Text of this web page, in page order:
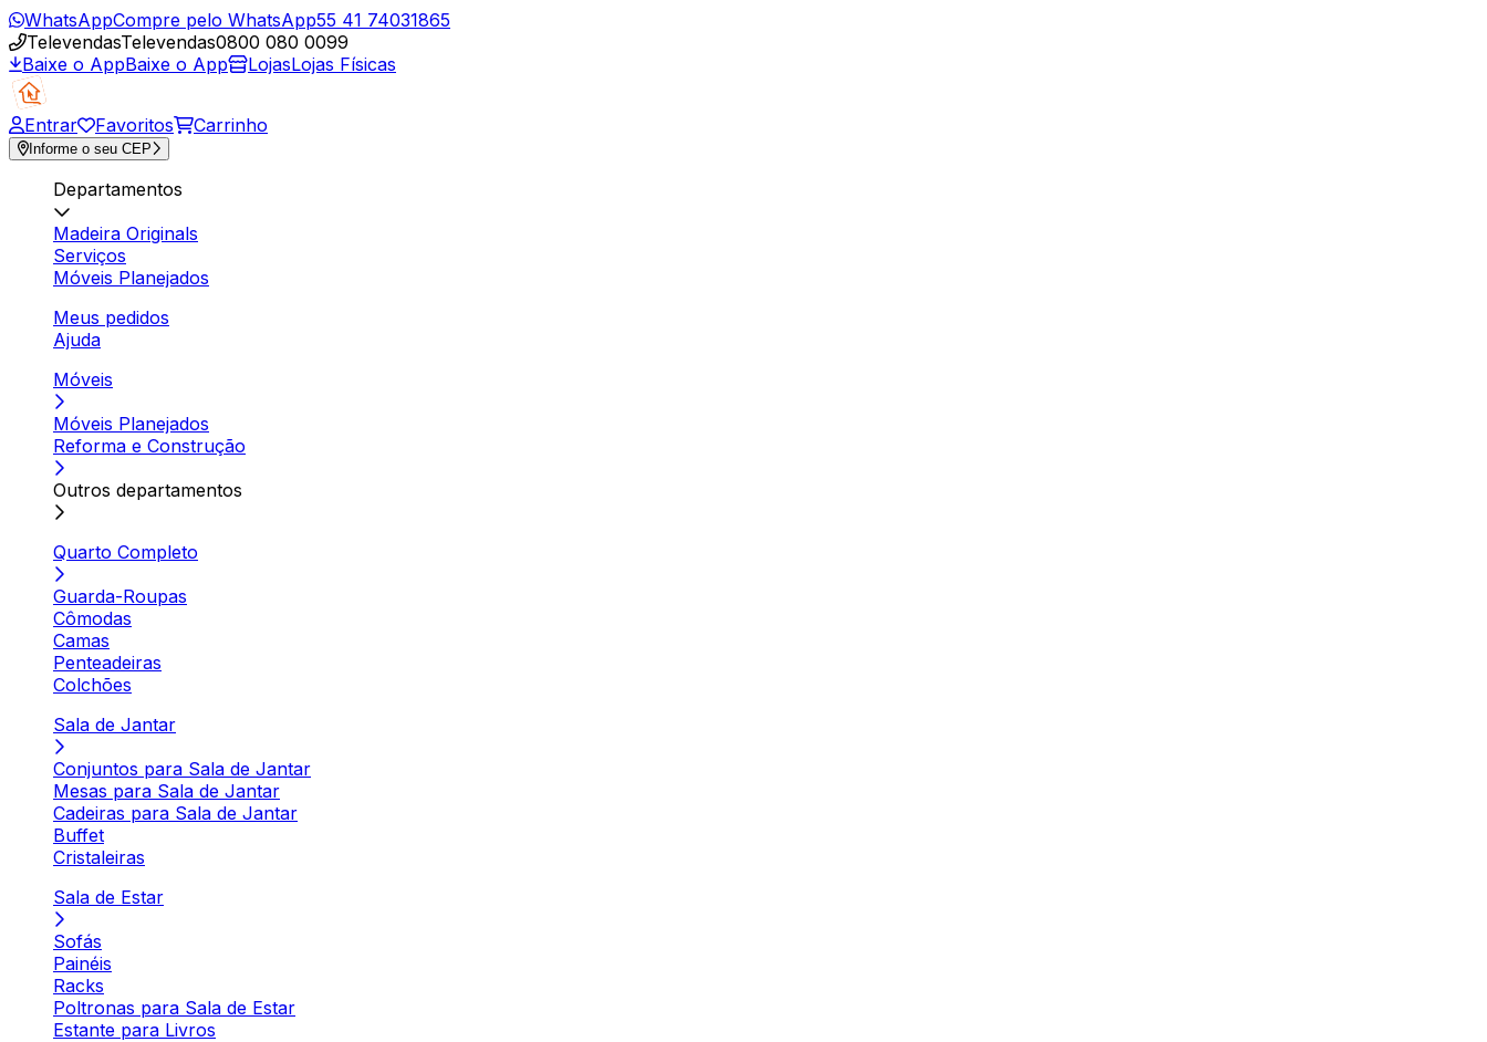
WhatsAppCompre pelo WhatsApp55 41 74031865
TelevendasTelevendas0800 080 0099
Baixe o AppBaixe o App LojasLojas Físicas
Entrar Favoritos Carrinho
Informe o seu CEP
Departamentos
Madeira Originals
Serviços
Móveis Planejados
Meus pedidos
Ajuda
Móveis
Móveis Planejados
Reforma e Construção
Outros departamentos
Quarto Completo
Guarda-Roupas
Cômodas
Camas
Penteadeiras
Colchões
Sala de Jantar
Conjuntos para Sala de Jantar
Mesas para Sala de Jantar
Cadeiras para Sala de Jantar
Buffet
Cristaleiras
Sala de Estar
Sofás
Painéis
Racks
Poltronas para Sala de Estar
Estante para Livros